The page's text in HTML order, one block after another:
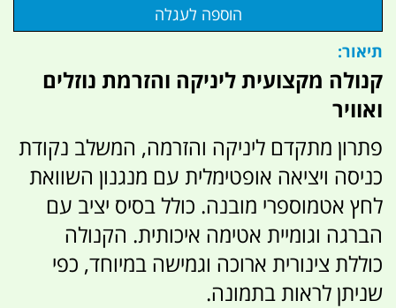
תיאור:
קנולה מקצועית ליניקה והזרמת נוזלים
ואוויר
פתרון מתקדם ליניקה והזרמה, המשלב נקודת
כניסה ויציאה אופטימלית עם מנגנון השוואת
לחץ אטמוספרי מובנה. כולל בסיס יציב עם
הברגה וגומיית אטימה איכותית. הקנולה
כוללת צינורית ארוכה וגמישה במיוחד, כפי
שניתן לראות בתמונה.